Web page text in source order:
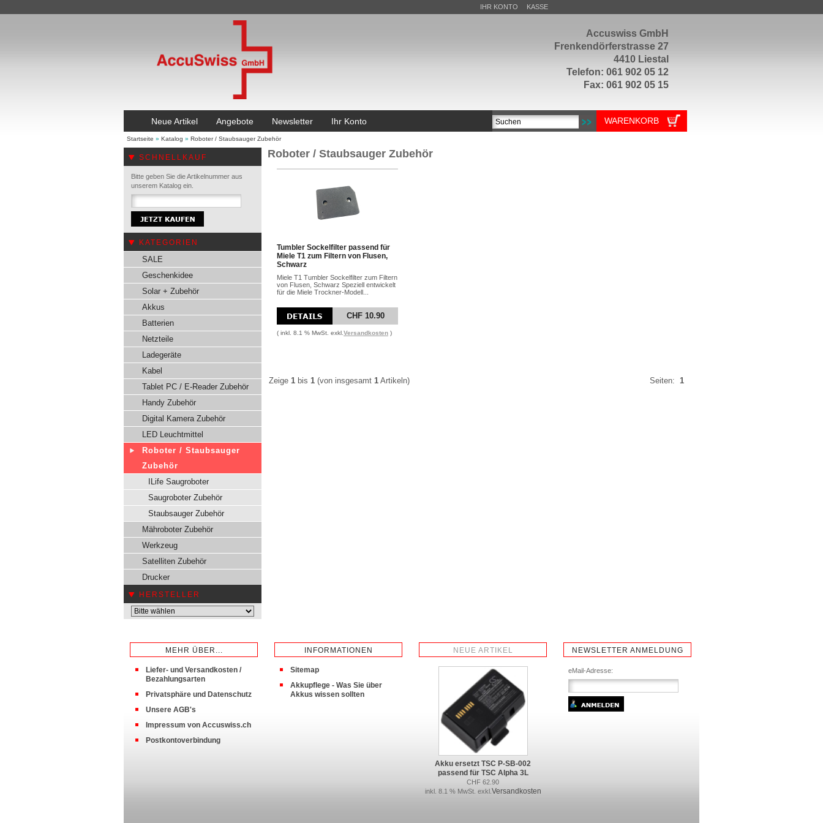
Accuswiss GmbH
Frenkendörferstrasse 27
4410 Liestal
Telefon: 061 902 05 12
Fax: 061 902 05 15
IHR KONTO KASSE
Neue Artikel Angebote Newsletter Ihr Konto WARENKORB
Startseite » Katalog » Roboter / Staubsauger Zubehör
SCHNELLKAUF
Bitte geben Sie die Artikelnummer aus
unserem Katalog ein.
KATEGORIEN
SALE
Geschenkidee
Solar + Zubehör
Akkus
Batterien
Netzteile
Ladegeräte
Kabel
Tablet PC / E-Reader Zubehör
Handy Zubehör
Digital Kamera Zubehör
LED Leuchtmittel
Roboter / Staubsauger
Zubehör
ILife Saugroboter
Saugroboter Zubehör
Staubsauger Zubehör
Mähroboter Zubehör
Werkzeug
Satelliten Zubehör
Drucker
HERSTELLER
Roboter / Staubsauger Zubehör
Tumbler Sockelfilter passend für
Miele T1 zum Filtern von Flusen,
Schwarz
Miele T1 Tumbler Sockelfilter zum Filtern
von Flusen, Schwarz Speziell entwickelt
für die Miele Trockner-Modell...
CHF 10.90
( inkl. 8.1 % MwSt. exkl. Versandkosten )
Zeige 1 bis 1 (von insgesamt 1 Artikeln) Seiten: 1
MEHR ÜBER...
Liefer- und Versandkosten /
Bezahlungsarten
Privatsphäre und Datenschutz
Unsere AGB's
Impressum von Accuswiss.ch
Postkontoverbindung
INFORMATIONEN
Sitemap
Akkupflege - Was Sie über
Akkus wissen sollten
NEUE ARTIKEL
Akku ersetzt TSC P-SB-002
passend für TSC Alpha 3L
CHF 62.90
inkl. 8.1 % MwSt. exkl. Versandkosten
NEWSLETTER ANMELDUNG
eMail-Adresse: